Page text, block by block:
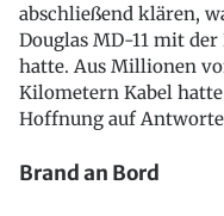
abschließend klären,
Douglas MD-11 mit
hatte. Aus Millionen
Kilometern Kabel
Hoffnung auf
Brand an Bord